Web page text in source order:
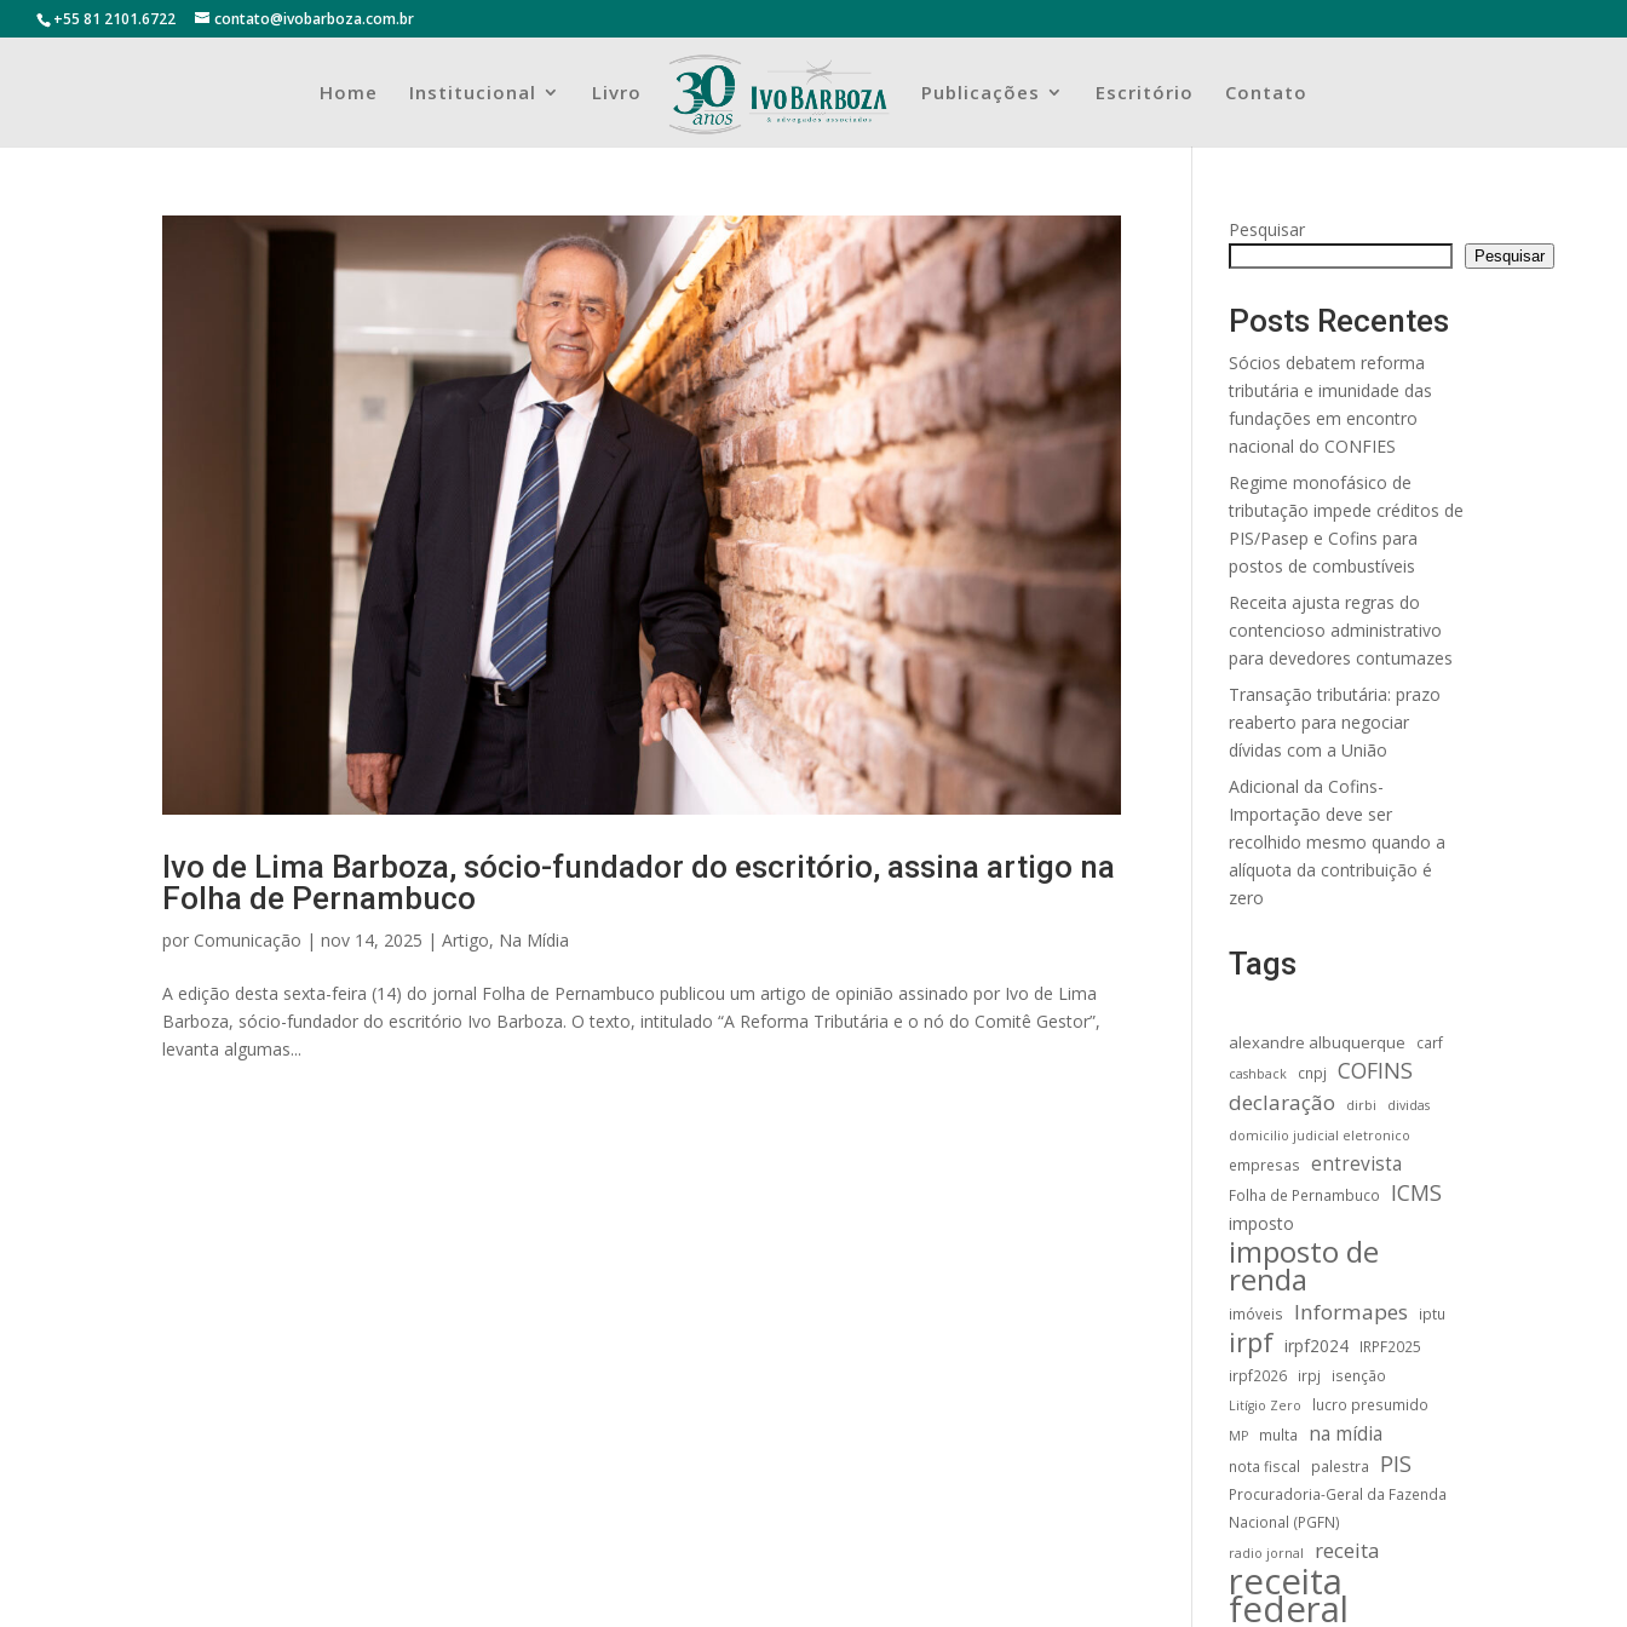
+55 81 2101.6722 contato@ivobarboza.com.br
Home Institucional Livro Publicações Escritório Contato
Ivo de Lima Barboza, sócio-fundador do escritório, assina artigo na
Folha de Pernambuco
por Comunicação |nov 14, 2025 |Artigo, Na Mídia
A edição desta sexta-feira (14) do jornal Folha de Pernambuco publicou um artigo de opinião assinado por Ivo de Lima
Barboza, sócio-fundador do escritório Ivo Barboza. O texto, intitulado “A Reforma Tributária e o nó do Comitê Gestor”,
levanta algumas...
Pesquisar
Pesquisar
Posts Recentes
Sócios debatem reforma
tributária e imunidade das
fundações em encontro
nacional do CONFIES
Regime monofásico de
tributação impede créditos de
PIS/Pasep e Cofins para
postos de combustíveis
Receita ajusta regras do
contencioso administrativo
para devedores contumazes
Transação tributária: prazo
reaberto para negociar
dívidas com a União
Adicional da Cofins-
Importação deve ser
recolhido mesmo quando a
alíquota da contribuição é
zero
Tags
alexandre albuquerque carf
cashback cnpj COFINS
declaração dirbi
dividas
domicilio judicial eletronico
empresas entrevista
Folha de Pernambuco ICMS
imposto
imposto de
renda
imóveis Informapes iptu
irpf irpf2024
IRPF2025
irpf2026
irpj isenção
Litígio Zero lucro presumido
MP multa na mídia
nota fiscal palestra PIS
Procuradoria-Geral da Fazenda
Nacional (PGFN)
radio jornal receita
receita
federal